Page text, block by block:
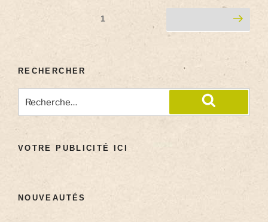
1
RECHERCHER
VOTRE PUBLICITÉ ICI
NOUVEAUTÉS